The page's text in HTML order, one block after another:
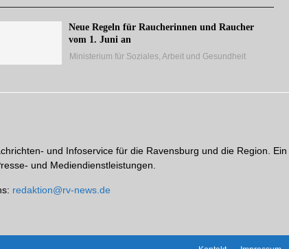
Neue Regeln für Raucherinnen und Raucher
vom 1. Juni an
Ministerium für Soziales, Arbeit und Gesundheit
und Infoservice für die Ravensburg und die Region. Ein
und Mediendienstleistungen.
redaktion@rv-news.de